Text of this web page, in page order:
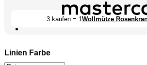
3 kaufen = 1Wollmütze
Linien Farbe